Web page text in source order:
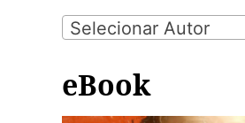
Selecionar Autor
eBook